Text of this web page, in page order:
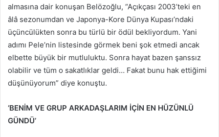
almasına dair konuşan Belözoğlu, “Açıkçası 2003’teki en
âlâ sezonumdan ve Japonya-Kore Dünya Kupası’ndaki
üçüncülükten sonra bu türlü bir ödül bekliyordum. Yani
adımı Pele’nin listesinde görmek beni şok etmedi ancak
elbette büyük bir mutluluktu. Sonra hayat bazen şanssız
olabilir ve tüm o sakatlıklar geldi… Fakat bunu hak ettiğimi
düşünüyorum” diye konuştu.
‘BENİM VE GRUP ARKADAŞLARIM İÇİN EN HÜZÜNLÜ
GÜNDÜ’